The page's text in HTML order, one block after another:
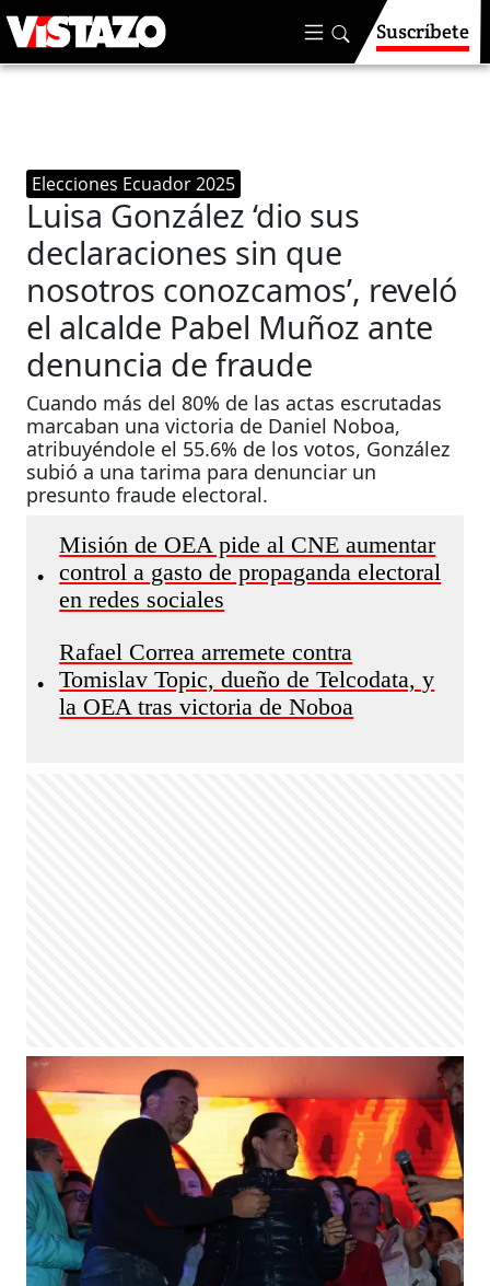
Suscríbete
Elecciones Ecuador 2025
Luisa González ‘dio sus
declaraciones sin que
nosotros conozcamos’, reveló
el alcalde Pabel Muñoz ante
denuncia de fraude
Cuando más del 80% de las actas escrutadas
marcaban una victoria de Daniel Noboa,
atribuyéndole el 55.6% de los votos, González
subió a una tarima para denunciar un
presunto fraude electoral.
•
Misión de OEA pide al CNE aumentar
control a gasto de propaganda electoral
en redes sociales
•
Rafael Correa arremete contra
Tomislav Topic, dueño de Telcodata, y
la OEA tras victoria de Noboa